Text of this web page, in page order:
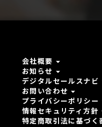
会社概要 arrow_drop_down
お知らせ arrow_drop_down
デジタルセールスナビ
お問い合わせ arrow_drop_down
プライバシーポリシー
情報セキュリティ方針
特定商取引法に基づく